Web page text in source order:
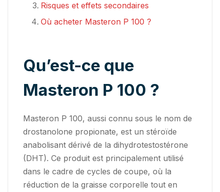
Risques et effets secondaires
Où acheter Masteron P 100 ?
Qu’est-ce que
Masteron P 100 ?
Masteron P 100, aussi connu sous le nom de
drostanolone propionate, est un stéroïde
anabolisant dérivé de la dihydrotestostérone
(DHT). Ce produit est principalement utilisé
dans le cadre de cycles de coupe, où la
réduction de la graisse corporelle tout en